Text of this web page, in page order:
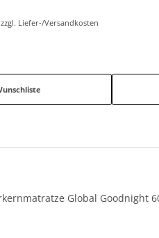
zzgl. Liefer-/Versandkosten
Global Goodnight